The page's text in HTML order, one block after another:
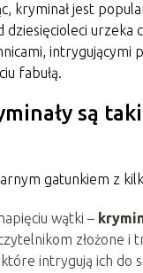
kryminał jest
dziesięcioleci urzeka
intrygującymi
fabułą.
są
gatunkiem z
wątki –
złożone i
intrygują ich do